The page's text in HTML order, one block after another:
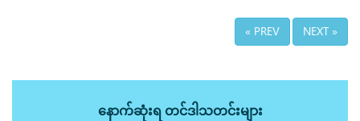
« PREV NEXT »
နောက်ဆုံးရ တင်ဒါသတင်းများ